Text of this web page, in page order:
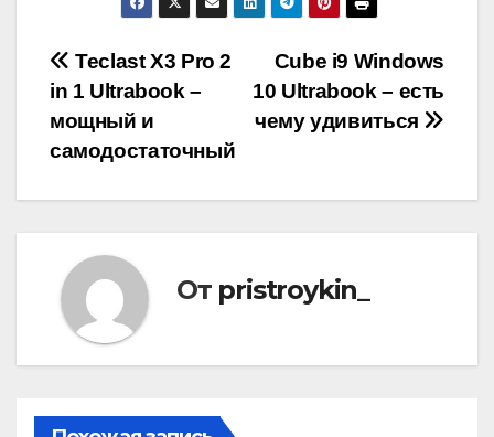
Навигация
по
записям
Cube i9 Windows
10 Ultrabook – есть
чему удивиться
Teclast X3 Pro 2
in 1 Ultrabook –
мощный и
самодостаточный
От pristroykin_